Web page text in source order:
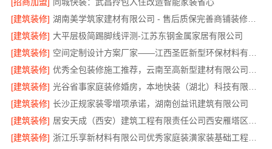
[建筑装修]
湖南美学筑家建材有限公司 - 售后质保完善商铺装修值得信赖
[建筑装修] 大平层极简踢脚线评测-江苏东钢金属家居有限公司
[建筑装修]
[建筑装修]
[建筑装修]
[建筑装修] 长沙正规家装零增项承诺，湖南创益讯建筑有限公司
[建筑装修]
[建筑装修]
浙江乐享新材料有限公司优秀家庭装潢家装基础工程施工案例